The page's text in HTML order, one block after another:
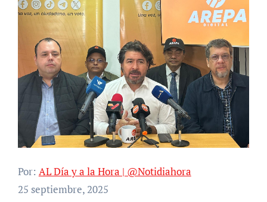
Por: AL Día y a la Hora | @Notidiahora
25 septiembre, 2025